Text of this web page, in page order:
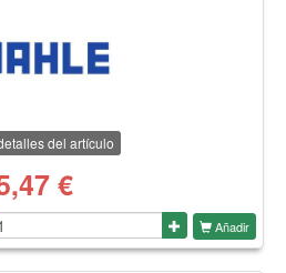
del artículo
€
Añadir